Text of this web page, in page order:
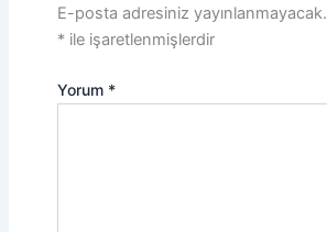
E-posta adresiniz yayınlanmayacak.
*ile işaretlenmişlerdir
Yorum *